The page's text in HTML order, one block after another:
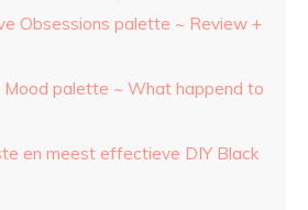
Obsessions palette ~ Review +
Mood palette ~ What happend to
en meest effectieve DIY Black